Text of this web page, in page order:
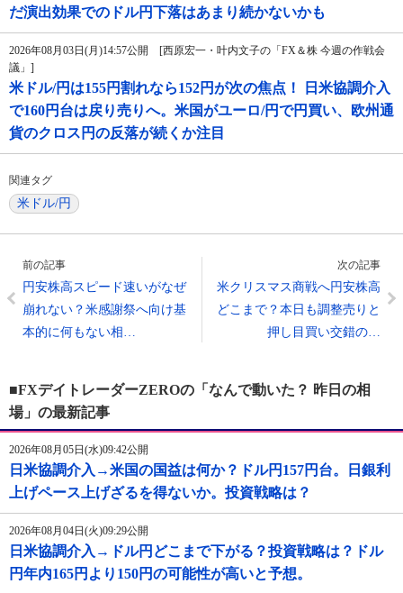
だ演出効果でのドル円下落はあまり続かないかも
2026年08月03日(月)14:57公開 [西原宏一・叶内文子の「FX＆株 今週の作戦会
議」]
米ドル/円は155円割れなら152円が次の焦点！ 日米協調介入
で160円台は戻り売りへ。米国がユーロ/円で円買い、欧州通
貨のクロス円の反落が続くか注目
関連タグ
米ドル/円
前の記事
円安株高スピード速いがなぜ
崩れない？米感謝祭へ向け基
本的に何もない相…
次の記事
米クリスマス商戦へ円安株高
どこまで？本日も調整売りと
押し目買い交錯の…
■FXデイトレーダーZEROの「なんで動いた？ 昨日の相
場」の最新記事
2026年08月05日(水)09:42公開
日米協調介入→米国の国益は何か？ドル円157円台。日銀利
上げペース上げざるを得ないか。投資戦略は？
2026年08月04日(火)09:29公開
日米協調介入→ドル円どこまで下がる？投資戦略は？ドル
円年内165円より150円の可能性が高いと予想。